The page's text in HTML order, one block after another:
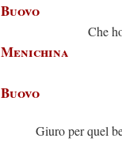
Buovo
Che ho da
Menichina
Vuo’
Buovo
Giuro per quel